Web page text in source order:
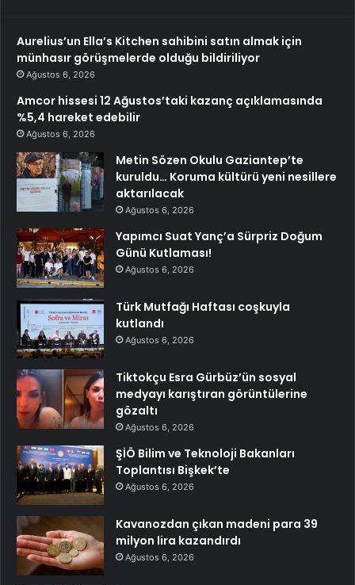
Aurelius’un Ella’s Kitchen sahibini satın almak için
münhasır görüşmelerde olduğu bildiriliyor
Ağustos 6, 2026
Amcor hissesi 12 Ağustos’taki kazanç açıklamasında
%5,4 hareket edebilir
Ağustos 6, 2026
Metin Sözen Okulu Gaziantep’te
kuruldu… Koruma kültürü yeni nesillere
aktarılacak
Ağustos 6, 2026
Yapımcı Suat Yanç’a Sürpriz Doğum
Günü Kutlaması!
Ağustos 6, 2026
Türk Mutfağı Haftası coşkuyla
kutlandı
Ağustos 6, 2026
Tiktokçu Esra Gürbüz’ün sosyal
medyayı karıştıran görüntülerine
gözaltı
Ağustos 6, 2026
ŞİÖ Bilim ve Teknoloji Bakanları
Toplantısı Bişkek’te
Ağustos 6, 2026
Kavanozdan çıkan madeni para 39
milyon lira kazandırdı
Ağustos 6, 2026